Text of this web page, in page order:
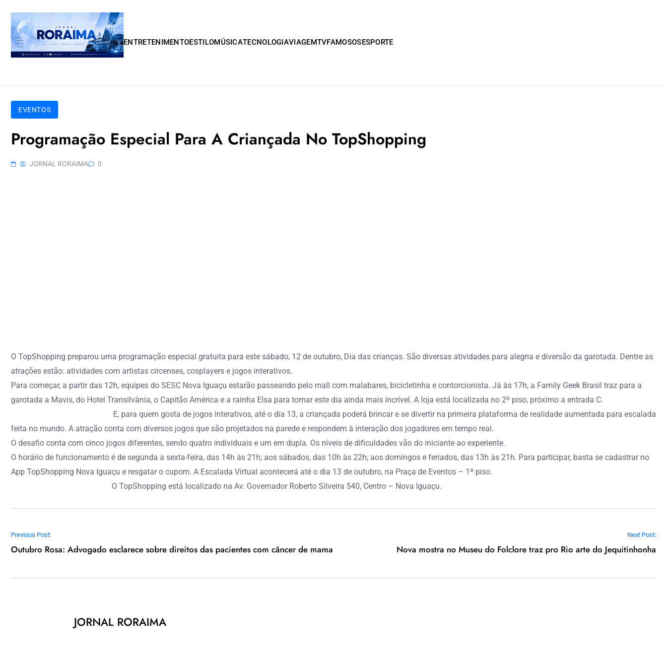
ENTRETENIMENTOESTILOMÚSICATECNOLOGIAVIAGEMTVFAMOSOS ESPORTE
EVENTOS
Programação Especial Para A Criançada No TopShopping
JORNAL RORAIMA 0
O TopShopping preparou uma programação especial gratuita para este sábado, 12 de outubro, Dia das crianças. São diversas atividades para alegria e diversão da garotada. Dentre as
atrações estão: atividades com artistas circenses, cosplayers e jogos interativos.
Para começar, a partir das 12h, equipes do SESC Nova Iguaçu estarão passeando pelo mall com malabares, bicicletinha e contorcionista. Já às 17h, a Family Geek Brasil traz para a
garotada a Mavis, do Hotel Transilvânia, o Capitão América e a rainha Elsa para tornar este dia ainda mais incrível. A loja está localizada no 2º piso, próximo a entrada C.
E, para quem gosta de jogos interativos, até o dia 13, a criançada poderá brincar e se divertir na primeira plataforma de realidade aumentada para escalada
feita no mundo. A atração conta com diversos jogos que são projetados na parede e respondem à interação dos jogadores em tempo real.
O desafio conta com cinco jogos diferentes, sendo quatro individuais e um em dupla. Os níveis de dificuldades vão do iniciante ao experiente.
O horário de funcionamento é de segunda a sexta-feira, das 14h às 21h; aos sábados, das 10h às 22h; aos domingos e feriados, das 13h às 21h. Para participar, basta se cadastrar no
App TopShopping Nova Iguaçu e resgatar o cupom. A Escalada Virtual acontecerá até o dia 13 de outubro, na Praça de Eventos – 1º piso.
O TopShopping está localizado na Av. Governador Roberto Silveira 540, Centro – Nova Iguaçu.
Navegação de Post
Previous Post:
Outubro Rosa: Advogado esclarece sobre direitos das pacientes com câncer de mama
Next Post:
Nova mostra no Museu do Folclore traz pro Rio arte do Jequitinhonha
JORNAL RORAIMA